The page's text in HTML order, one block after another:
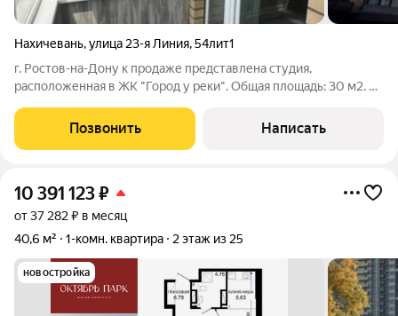
Нахичевань,улица 23-я Линия,54лит1
г. Ростов-на-Дону к продаже представлена студия,
расположенная в ЖК "Город у реки". Общая площадь: 30 м2. В
бытовая техника. Квартира оборудована всем необходимым
для жизни. Идеально подходит как
Позвонить Написать
10 391 123₽
от 37 282 ₽ в месяц
40,6 м²
1-комн. квартира 2 этаж из 25
новостройка